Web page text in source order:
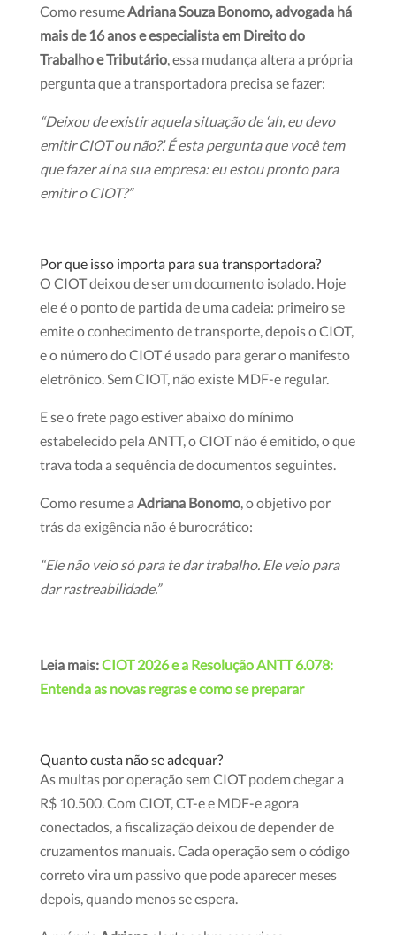
Como resumeAdriana Souza Bonomo, advogada há
mais de 16 anos e especialista em Direito do
Trabalho e Tributário, essa mudança altera a própria
pergunta que a transportadora precisa se fazer:
“Deixou de existir aquela situação de ‘ah, eu devo
emitir CIOT ou não?’. É esta pergunta que você tem
que fazer aí na sua empresa: eu estou pronto para
emitir o CIOT?”
Por que isso importa para sua transportadora?
O CIOT deixou de ser um documento isolado. Hoje
ele é o ponto de partida de uma cadeia: primeiro se
emite o conhecimento de transporte, depois o CIOT,
e o número do CIOT é usado para gerar o manifesto
eletrônico. Sem CIOT, não existe MDF-e regular.
E se o frete pago estiver abaixo do mínimo
estabelecido pela ANTT, o CIOT não é emitido, o que
trava toda a sequência de documentos seguintes.
Como resume a Adriana Bonomo, o objetivo por
trás da exigência não é burocrático:
“Ele não veio só para te dar trabalho. Ele veio para
dar rastreabilidade.”
Leia mais:CIOT 2026 e a Resolução ANTT 6.078:
Entenda as novas regras e como se preparar
Quanto custa não se adequar?
As multas por operação sem CIOT podem chegar a
R$ 10.500. Com CIOT, CT-e e MDF-e agora
conectados, a fiscalização deixou de depender de
cruzamentos manuais. Cada operação sem o código
correto vira um passivo que pode aparecer meses
depois, quando menos se espera.